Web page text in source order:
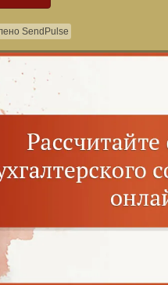
SendPulse